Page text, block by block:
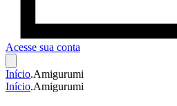
Acesse sua conta
Início.Amigurumi
Início.Amigurumi